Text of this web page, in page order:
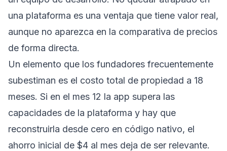
una plataforma es una ventaja que tiene valor real,
aunque no aparezca en la comparativa de precios
de forma directa.
Un elemento que los fundadores frecuentemente
subestiman es el costo total de propiedad a 18
meses. Si en el mes 12 la app supera las
capacidades de la plataforma y hay que
reconstruirla desde cero en código nativo, el
ahorro inicial de $4 al mes deja de ser relevante.